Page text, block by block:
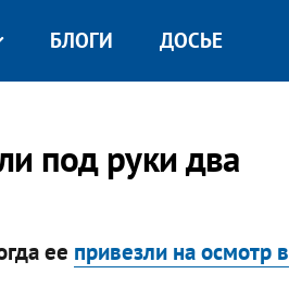
БЛОГИ ДОСЬЕ
под руки два
ее привезли на осмотр в